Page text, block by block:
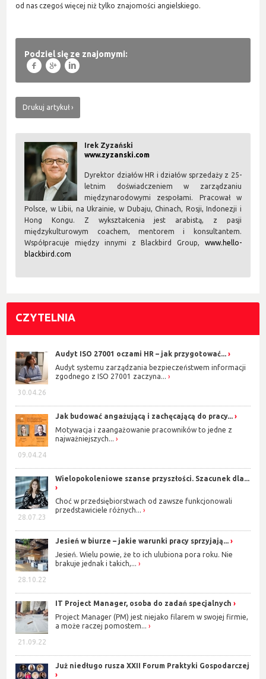
od nas czegoś więcej niż tylko znajomości angielskiego.
Podziel się ze znajomymi:
f g l
Drukuj artykuł
Irek Zyzański
www.zyzanski.com
Dyrektor działów HR i działów sprzedaży z 25-
letnim doświadczeniem w zarządzaniu
międzynarodowymi zespołami. Pracował w
Polsce, w Libii, na Ukrainie, w Dubaju, Chinach, Rosji, Indonezji i
Hong Kongu. Z wykształcenia jest arabistą, z pasji
międzykulturowym coachem, mentorem i konsultantem.
Współpracuje między innymi z Blackbird Group, www.hello-
blackbird.com
CZYTELNIA
30.04.26
Audyt ISO 27001 oczami HR – jak przygotować...
Audyt systemu zarządzania bezpieczeństwem informacji
zgodnego z ISO 27001 zaczyna...
09.04.24
Jak budować angażującą i zachęcającą do pracy...
Motywacja i zaangażowanie pracowników to jedne z
najważniejszych...
28.07.23
Wielopokoleniowe szanse przyszłości. Szacunek dla...
Choć w przedsiębiorstwach od zawsze funkcjonowali
przedstawiciele różnych...
28.10.22
Jesień w biurze – jakie warunki pracy sprzyjają...
Jesień. Wielu powie, że to ich ulubiona pora roku. Nie
brakuje jednak i takich,...
21.09.22
IT Project Manager, osoba do zadań specjalnych
Project Manager (PM) jest niejako filarem w swojej firmie,
a może raczej pomostem...
Już niedługo rusza XXII Forum Praktyki Gospodarczej